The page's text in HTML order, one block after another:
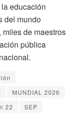
educación
del mundo
de maestros
pública
MUNDIAL 2026
22 SEP